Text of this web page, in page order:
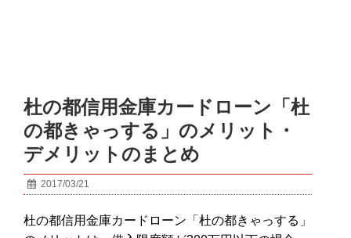
杜の都信用金庫カードローン「杜
の都きゃっする」のメリット・
デメリットのまとめ
2017/03/21
杜の都信用金庫カードローン「杜の都きゃっする」